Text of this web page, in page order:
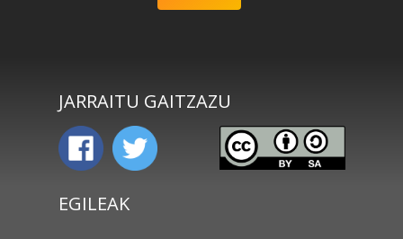
JARRAITU GAITZAZU
EGILEAK